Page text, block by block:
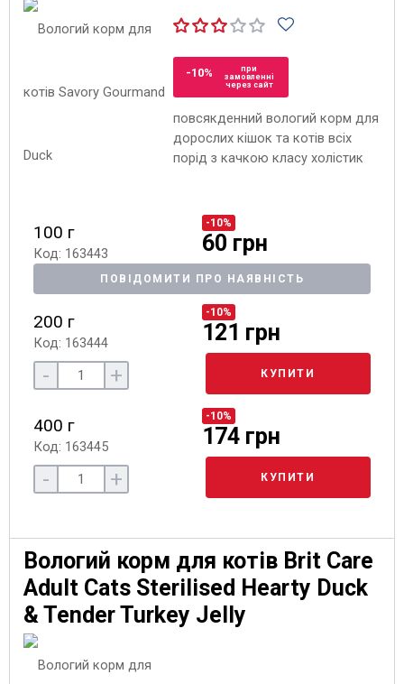
-10%
при
замовленні
через сайт
повсякденний вологий корм для
дорослих кішок та котів всіх
порід з качкою класу холістик
100 г
Код: 163443
-10%
60 грн
ПОВІДОМИТИ ПРО НАЯВНІСТЬ
200 г
Код: 163444
-10%
121 грн
- + КУПИТИ
400 г
Код: 163445
-10%
174 грн
- + КУПИТИ
Вологий корм для котів Brit Care
Adult Cats Sterilised Hearty Duck
& Tender Turkey Jelly